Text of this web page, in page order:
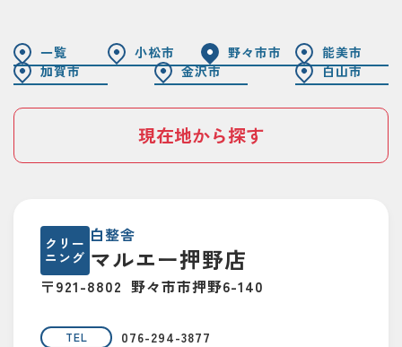
一覧 小松市 野々市市
能美市
加賀市
金沢市 白山市
現在地から探す
クリー
ニング
白整舎
マルエー押野店
〒921-8802 野々市市押野6-140
TEL 076-294-3877